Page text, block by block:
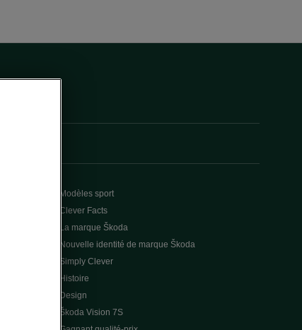
Modèles sport
Clever Facts
La marque Škoda
Nouvelle identité de marque Škoda
Simply Clever
Histoire
Design
Škoda Vision 7S